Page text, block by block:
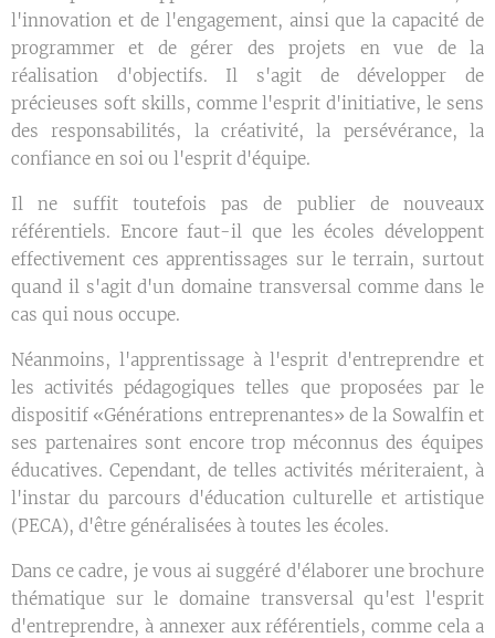
l'innovation et de l'engagement, ainsi que la capacité de
programmer et de gérer des projets en vue de la
réalisation d'objectifs. Il s'agit de développer de
précieuses soft skills, comme l'esprit d'initiative, le sens
des responsabilités, la créativité, la persévérance, la
confiance en soi ou l'esprit d'équipe.
Il ne suffit toutefois pas de publier de nouveaux
référentiels. Encore faut-il que les écoles développent
effectivement ces apprentissages sur le terrain, surtout
quand il s'agit d'un domaine transversal comme dans le
cas qui nous occupe.
Néanmoins, l'apprentissage à l'esprit d'entreprendre et
les activités pédagogiques telles que proposées par le
dispositif «Générations entreprenantes» de la Sowalfin et
ses partenaires sont encore trop méconnus des équipes
éducatives. Cependant, de telles activités mériteraient, à
l'instar du parcours d'éducation culturelle et artistique
(PECA), d'être généralisées à toutes les écoles.
Dans ce cadre, je vous ai suggéré d'élaborer une brochure
thématique sur le domaine transversal qu'est l'esprit
d'entreprendre, à annexer aux référentiels, comme cela a